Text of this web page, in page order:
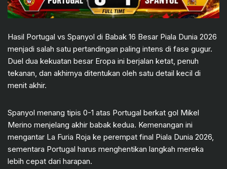
Hasil Portugal vs Spanyol di Babak 16 Besar Piala Dunia 2026
menjadi salah satu pertandingan paling intens di fase gugur.
Duel dua kekuatan besar Eropa ini berjalan ketat, penuh
tekanan, dan akhirnya ditentukan oleh satu detail kecil di
menit akhir.
Spanyol menang tipis 0-1 atas Portugal berkat gol Mikel
Merino menjelang akhir babak kedua. Kemenangan ini
mengantar La Furia Roja ke perempat final Piala Dunia 2026,
sementara Portugal harus menghentikan langkah mereka
lebih cepat dari harapan.